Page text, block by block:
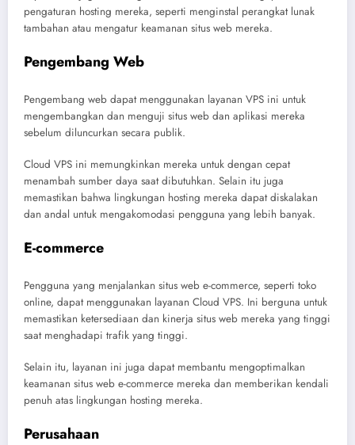
pengaturan hosting mereka, seperti menginstal perangkat lunak
tambahan atau mengatur keamanan situs web mereka.
Pengembang Web
Pengembang web dapat menggunakan layanan VPS ini untuk
mengembangkan dan menguji situs web dan aplikasi mereka
sebelum diluncurkan secara publik.
Cloud VPS ini memungkinkan mereka untuk dengan cepat
menambah sumber daya saat dibutuhkan. Selain itu juga
memastikan bahwa lingkungan hosting mereka dapat diskalakan
dan andal untuk mengakomodasi pengguna yang lebih banyak.
E-commerce
Pengguna yang menjalankan situs web e-commerce, seperti toko
online, dapat menggunakan layanan Cloud VPS. Ini berguna untuk
memastikan ketersediaan dan kinerja situs web mereka yang tinggi
saat menghadapi trafik yang tinggi.
Selain itu, layanan ini juga dapat membantu mengoptimalkan
keamanan situs web e-commerce mereka dan memberikan kendali
penuh atas lingkungan hosting mereka.
Perusahaan